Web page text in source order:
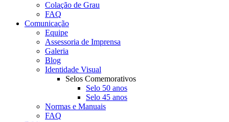
Colação de Grau
FAQ
Comunicação
Equipe
Assessoria de Imprensa
Galeria
Blog
Identidade Visual
Selos Comemorativos
Selo 50 anos
Selo 45 anos
Normas e Manuais
FAQ